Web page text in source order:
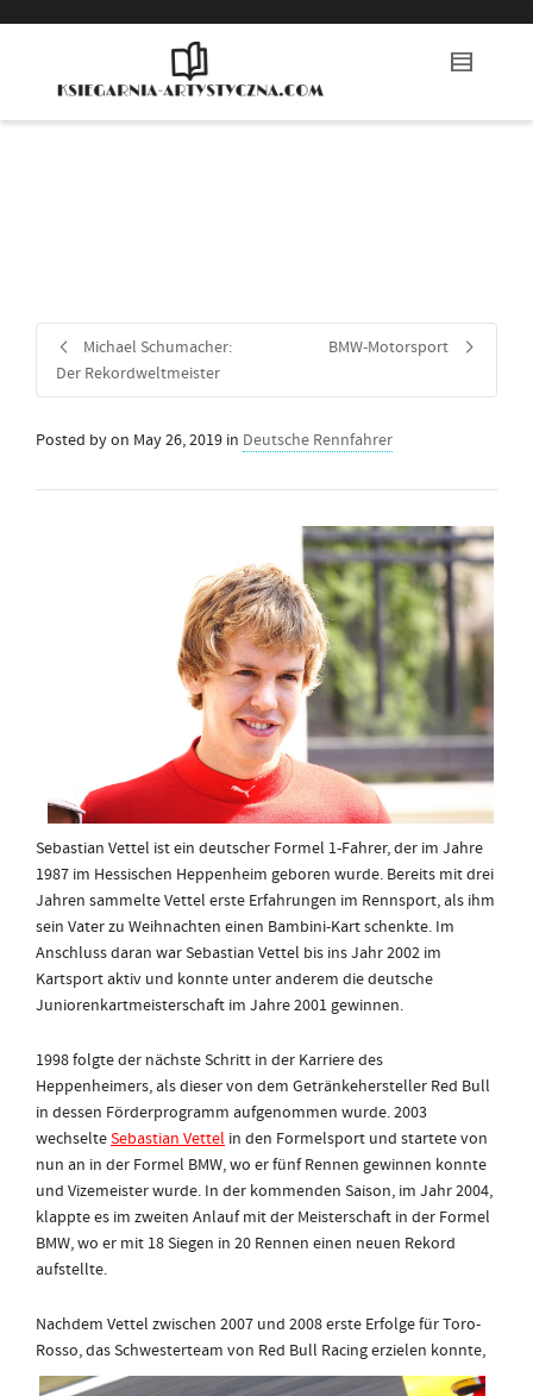
Michael Schumacher:
Der Rekordweltmeister
BMW-Motorsport
Posted byon May 26, 2019 in Deutsche Rennfahrer
Sebastian Vettel ist ein deutscher Formel 1-Fahrer, der im Jahre
1987 im Hessischen Heppenheim geboren wurde. Bereits mit drei
Jahren sammelte Vettel erste Erfahrungen im Rennsport, als ihm
sein Vater zu Weihnachten einen Bambini-Kart schenkte. Im
Anschluss daran war Sebastian Vettel bis ins Jahr 2002 im
Kartsport aktiv und konnte unter anderem die deutsche
Juniorenkartmeisterschaft im Jahre 2001 gewinnen.
1998 folgte der nächste Schritt in der Karriere des
Heppenheimers, als dieser von dem Getränkehersteller Red Bull
in dessen Förderprogramm aufgenommen wurde. 2003
wechselteSebastian Vettel in den Formelsport und startete von
nun an in der Formel BMW, wo er fünf Rennen gewinnen konnte
und Vizemeister wurde. In der kommenden Saison, im Jahr 2004,
klappte es im zweiten Anlauf mit der Meisterschaft in der Formel
BMW, wo er mit 18 Siegen in 20 Rennen einen neuen Rekord
aufstellte.
Nachdem Vettel zwischen 2007 und 2008 erste Erfolge für Toro-
Rosso, das Schwesterteam von Red Bull Racing erzielen konnte,